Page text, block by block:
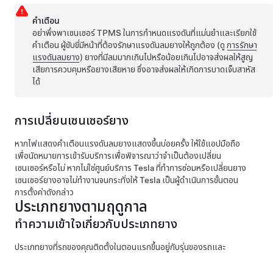
คำเตือน
อย่าพึ่งพาเซนเซอร์ TPMS ในการกำหนดแรงดันที่แม่นยำและเรียกใช้
คำเตือน ผู้ขับขี่มีหน้าที่ต้องรักษาแรงดันลมยางให้ถูกต้อง (ดูการรักษา
แรงดันลมยาง) ยางที่มีลมมากเกินไปหรือน้อยเกินไปอาจส่งผลให้สูญ
เสียการควบคุมหรือยางเสียหาย ซึ่งอาจส่งผลให้เกิดการบาดเจ็บสาหัส
ได้
การเปลี่ยนเซนเซอร์ยาง
หากไฟแสดงคำเตือนแรงดันลมยางแสดงขึ้นบ่อยครั้ง ให้ใช้แอปมือถือ
เพื่อนัดหมายการเข้ารับบริการเพื่อพิจารณาว่าจำเป็นต้องเปลี่ยน
เซนเซอร์หรือไม่ หากไม่ใช่ศูนย์บริการ Tesla ที่ทำการซ่อมหรือเปลี่ยนยาง
เซนเซอร์ยางอาจไม่ทำงานจนกระทั่งให้ Tesla เป็นผู้ดำเนินการขั้นตอน
การตั้งค่าดังกล่าว
ประเภทยางตามฤดูกาล
ทำความเข้าใจเกี่ยวกับประเภทยาง
ประเภทยางที่รถของคุณติดตั้งในตอนแรกขึ้นอยู่กับรุ่นของรถและ